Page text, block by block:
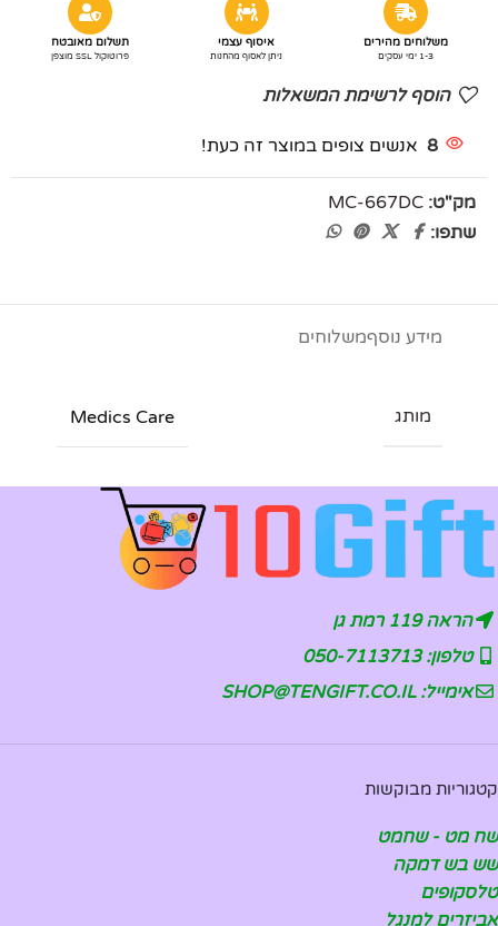
משלוחים מהירים
1-3 ימי עסקים
איסוף עצמי
ניתן לאסוף מהחנות
תשלום מאובטח
פרוטוקול SSL מוצפן
הוסף לרשימת המשאלות
8 אנשים צופים במוצר זה כעת!
מק"ט: MC-667DC
שתפו:
מידע נוסףמשלוחים
מותג Medics Care
הראה 119 רמת גן
טלפון: 050-7113713
אימייל: SHOP@TENGIFT.CO.IL
קטגוריות מבוקשות
שח מט - שחמט
שש בש דמקה
טלסקופים
אביזרים למנגל